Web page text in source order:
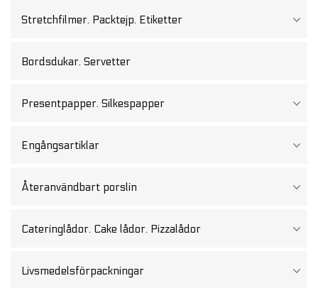
Stretchfilmer. Packtejp. Etiketter
Bordsdukar. Servetter
Presentpapper. Silkespapper
Engångsartiklar
Återanvändbart porslin
Cateringlådor. Cake lådor. Pizzalådor
Livsmedelsförpackningar